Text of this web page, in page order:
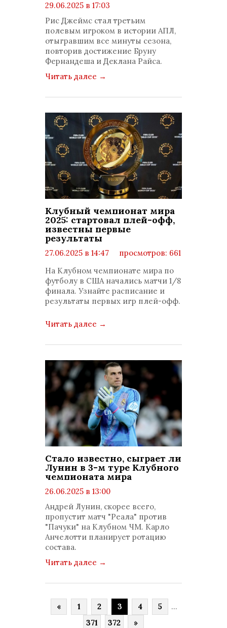
29.06.2025 в 17:03
просмотров: 664
комментариев: 0
Рис Джеймс стал третьим
полевым игроком в истории АПЛ,
отыгравшим все минуты сезона,
повторив достижение Бруну
Фернандеша и Деклана Райса.
Читать далее →
Клубный чемпионат мира
2025: стартовал плей-офф,
известны первые
результаты
27.06.2025 в 14:47
просмотров: 661
На Клубном чемпионате мира по
футболу в США начались матчи 1/8
финала. Узнайте расписание и
результаты первых игр плей-офф.
Читать далее →
Стало известно, сыграет ли
Лунин в 3-м туре Клубного
чемпионата мира
26.06.2025 в 13:00
просмотров: 509
комментариев: 0
Андрей Лунин, скорее всего,
пропустит матч "Реала" против
"Пачуки" на Клубном ЧМ. Карло
Анчелотти планирует ротацию
состава.
Читать далее →
« 1 2 3 4 5
...
371
372 »